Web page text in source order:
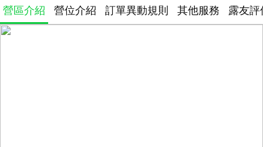
營區介紹 營位介紹 訂單異動規則 其他服務 露友評